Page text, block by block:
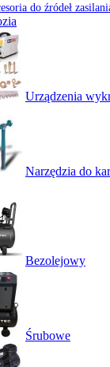
do źródeł
Urządzenia
Narzędzia do
Bezolejowy
Śrubowe